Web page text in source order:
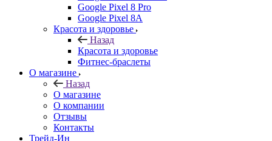
Google Pixel 8 Pro
Google Pixel 8A
Красота и здоровье
Назад
Красота и здоровье
Фитнес-браслеты
О магазине
Назад
О магазине
О компании
Отзывы
Контакты
Трейд-Ин